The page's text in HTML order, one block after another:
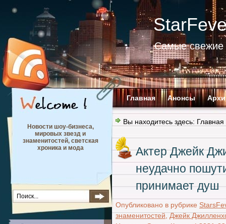
Самые свежие
Главная Анонсы
Новости шоу-бизнеса,
мировых звезд и
знаменитостей, светская
хроника и мода
Вы находитесь здесь: Главная
Актер Джейк
неудачно
принимает душ
Опубликовано в рубрике
знаменитостей,Джейк